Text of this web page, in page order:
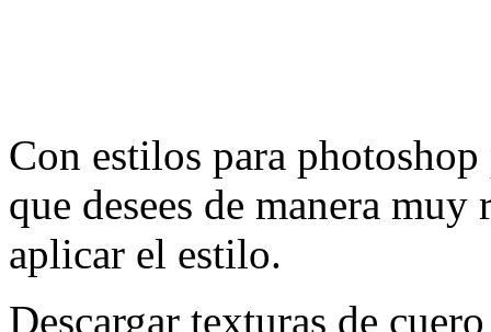
Con estilos para
que desees de manera
aplicar el estilo.
Descargar texturas de